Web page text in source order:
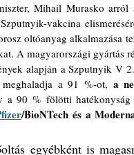
vakcina
oltóanyag alkalmazása
A magyarországi gyártás
a 91 %-ot, a
a 90 % fölötti hatékonyság
/BioNTech és a